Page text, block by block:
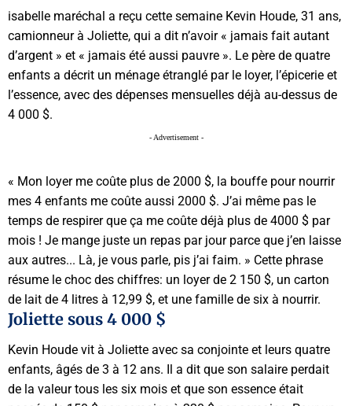
isabelle maréchal a reçu cette semaine Kevin Houde, 31 ans,
camionneur à Joliette, qui a dit n’avoir « jamais fait autant
d’argent » et « jamais été aussi pauvre ». Le père de quatre
enfants a décrit un ménage étranglé par le loyer, l’épicerie et
l’essence, avec des dépenses mensuelles déjà au-dessus de
4 000 $.
- Advertisement -
« Mon loyer me coûte plus de 2000 $, la bouffe pour nourrir
mes 4 enfants me coûte aussi 2000 $. J’ai même pas le
temps de respirer que ça me coûte déjà plus de 4000 $ par
mois ! Je mange juste un repas par jour parce que j’en laisse
aux autres... Là, je vous parle, pis j’ai faim. » Cette phrase
résume le choc des chiffres: un loyer de 2 150 $, un carton
de lait de 4 litres à 12,99 $, et une famille de six à nourrir.
Joliette sous 4 000 $
Kevin Houde vit à Joliette avec sa conjointe et leurs quatre
enfants, âgés de 3 à 12 ans. Il a dit que son salaire perdait
de la valeur tous les six mois et que son essence était